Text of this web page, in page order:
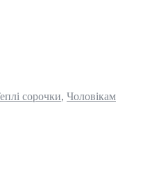
сорочки, Чоловікам